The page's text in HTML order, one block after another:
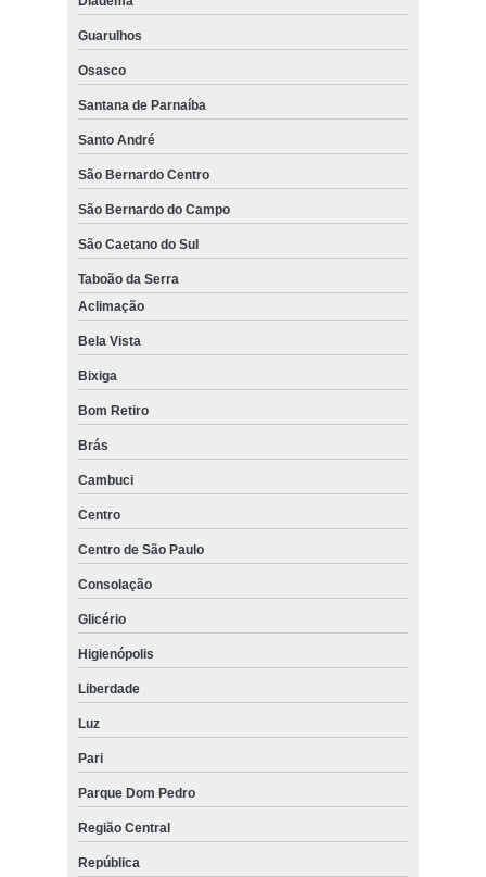
Guarulhos
Osasco
Santana de Parnaíba
Santo André
São Bernardo Centro
São Bernardo do Campo
São Caetano do Sul
Taboão da Serra
Aclimação
Bela Vista
Bixiga
Bom Retiro
Brás
Cambuci
Centro
Centro de São Paulo
Consolação
Glicério
Higienópolis
Liberdade
Luz
Pari
Parque Dom Pedro
Região Central
República